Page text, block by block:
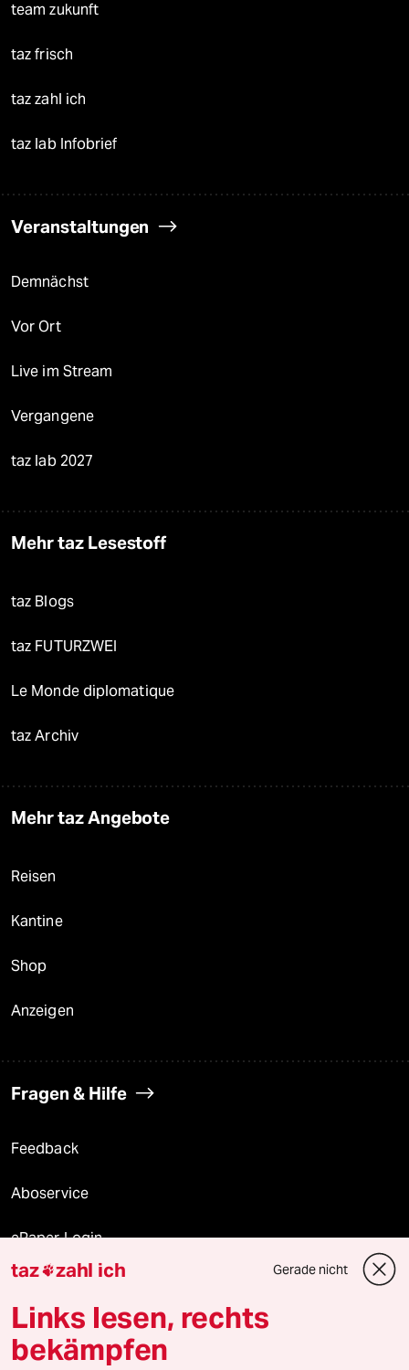
team zukunft
taz frisch
taz zahl ich
taz lab Infobrief
Veranstaltungen
Demnächst
Vor Ort
Live im Stream
Vergangene
taz lab 2027
Mehr taz Lesestoff
taz Blogs
taz FUTURZWEI
Le Monde diplomatique
taz Archiv
Mehr taz Angebote
Reisen
Kantine
Shop
Anzeigen
Fragen & Hilfe
Feedback
Aboservice
ePaper Login
Downloads für Abonnierende
© 2026 taz Verlags und Vertriebs GmbH
taz zahl ich Gerade nicht
Links lesen, rechts
bekämpfen